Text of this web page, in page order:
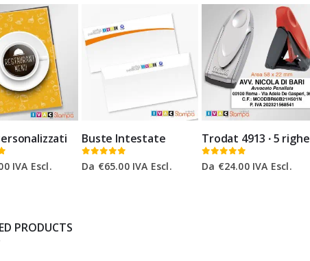
IVA Escl.
Buste Intestate
0 Su 5
Da €65.00IVA Escl.
Trodat 4913 ∙ 5 righe
0 Su 5
Da €24.00IVA Escl.
PRODUCTS